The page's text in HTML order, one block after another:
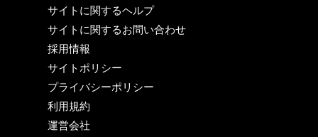
サイトに関するヘルプ
サイトに関するお問い合わせ
採用情報
サイトポリシー
プライバシーポリシー
利用規約
運営会社